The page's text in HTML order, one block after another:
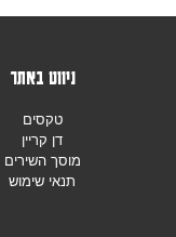
ניווט באתר
טקסים
דן קריין
מוסך השירים
תנאי שימוש